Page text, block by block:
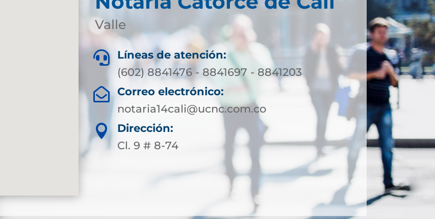
Valle

Líneas de atención:
(602) 8841476 - 8841697 - 8841203
 Correo electrónico:
notaria14cali@ucnc.com.co

Dirección:
Cl. 9 # 8-74